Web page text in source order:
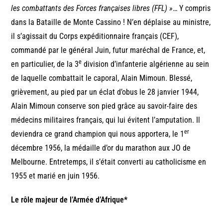
les combattants des Forces françaises libres (FFL) »… Y compris
dans la Bataille de Monte Cassino ! N’en déplaise au ministre,
il s’agissait du Corps expéditionnaire français (CEF),
commandé par le général Juin, futur maréchal de France, et,
en particulier, de la 3e division d’infanterie algérienne au sein
de laquelle combattait le caporal, Alain Mimoun. Blessé,
grièvement, au pied par un éclat d’obus le 28 janvier 1944,
Alain Mimoun conserve son pied grâce au savoir-faire des
médecins militaires français, qui lui évitent l’amputation. Il
deviendra ce grand champion qui nous apportera, le 1er
décembre 1956, la médaille d’or du marathon aux JO de
Melbourne. Entretemps, il s’était converti au catholicisme en
1955 et marié en juin 1956.
Le rôle majeur de l’Armée d’Afrique*